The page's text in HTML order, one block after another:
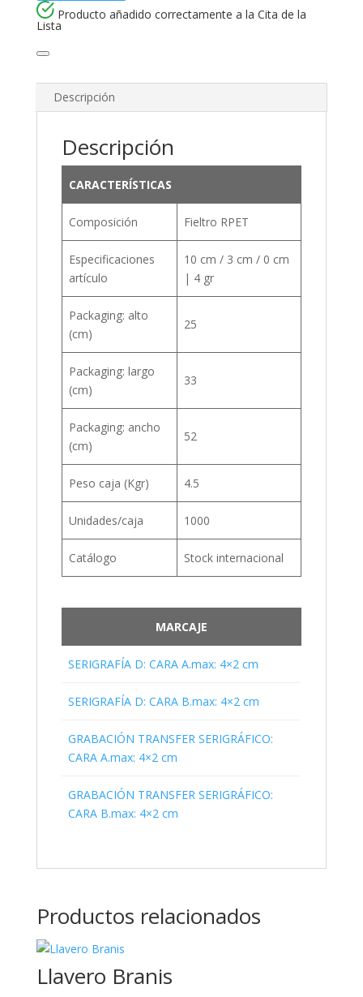
Producto añadido correctamente a la Cita de la
Lista
Descripción
Descripción
CARACTERÍSTICAS
Composición Fieltro RPET
Especificaciones
artículo
10 cm / 3 cm / 0 cm
| 4 gr
Packaging: alto
(cm)
25
Packaging: largo
(cm)
33
Packaging: ancho
(cm)
52
Peso caja (Kgr) 4.5
Unidades/caja 1000
Catálogo Stock internacional
MARCAJE
SERIGRAFÍA D: CARA A.max: 4×2 cm
SERIGRAFÍA D: CARA B.max: 4×2 cm
GRABACIÓN TRANSFER SERIGRÁFICO:
CARA A.max: 4×2 cm
GRABACIÓN TRANSFER SERIGRÁFICO:
CARA B.max: 4×2 cm
Productos relacionados
Llavero Branis